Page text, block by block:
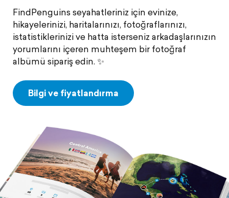
FindPenguins seyahatleriniz için evinize,
hikayelerinizi, haritalarınızı, fotoğraflarınızı,
istatistiklerinizi ve hatta isterseniz arkadaşlarınızın
yorumlarını içeren muhteşem bir fotoğraf
albümü sipariş edin. ✨
Bilgi ve fiyatlandırma